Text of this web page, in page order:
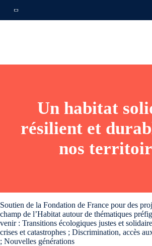
Un habitat
résilient et
nos
Soutien de la Fondation de France pour des
champ de l’Habitat autour de thématiques
venir : Transitions écologiques justes et
crises et catastrophes ; Discrimination, accès
; Nouvelles générations